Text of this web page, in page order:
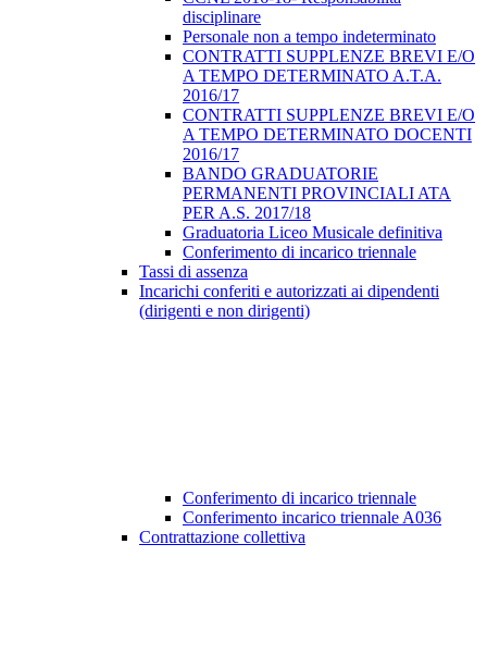
disciplinare
Personale non a tempo indeterminato
CONTRATTI SUPPLENZE BREVI E/O
A TEMPO DETERMINATO A.T.A.
2016/17
CONTRATTI SUPPLENZE BREVI E/O
A TEMPO DETERMINATO DOCENTI
2016/17
BANDO GRADUATORIE
PERMANENTI PROVINCIALI ATA
PER A.S. 2017/18
Graduatoria Liceo Musicale definitiva
Conferimento di incarico triennale
Tassi di assenza
Incarichi conferiti e autorizzati ai dipendenti
(dirigenti e non dirigenti)
Conferimento di incarico triennale
Conferimento incarico triennale A036
Contrattazione collettiva